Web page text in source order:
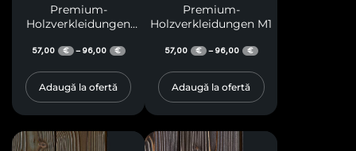
Premium-
Holzverkleidungen
57,00 € – 96,00 €
Adaugă la ofertă
Premium-
Holzverkleidungen M1
57,00 € – 96,00 €
Adaugă la ofertă